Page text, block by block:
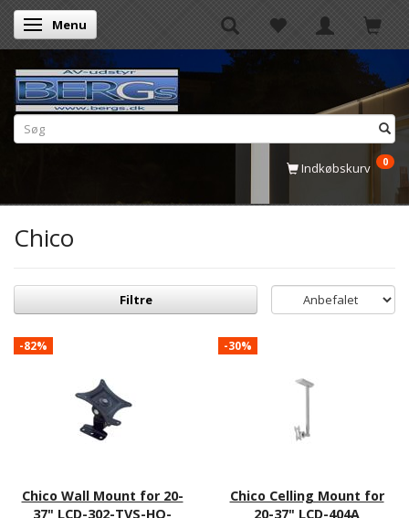
Skifte navigation
Menu
Indkøbskurv 0
Chico
Filtre
-82%
Chico Wall Mount for 20-
37" LCD-302-TVS-HQ-
-30%
Chico Celling Mount for
20-37" LCD-404A